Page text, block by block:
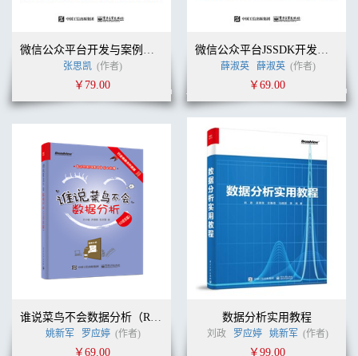
微信公众平台开发与案例分析(含DVD光盘1张)
张思凯 (作者)
￥79.00
微信公众平台JSSDK开发实战——公众号与HTML5混合模式揭秘
薛淑英 薛淑英 (作者)
￥69.00
谁说菜鸟不会数据分析（R语言篇）
姚新军 罗应婷 (作者)
￥69.00
数据分析实用教程
刘政 罗应婷 姚新军 (作者)
￥99.00